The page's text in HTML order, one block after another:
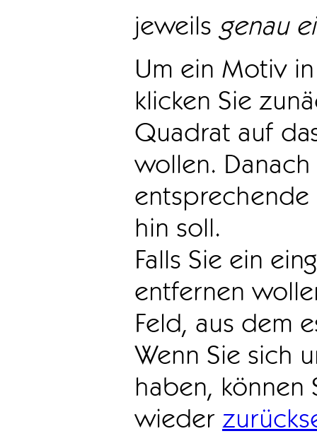
jeweils genau
Um ein Motiv
klicken Sie
Quadrat auf
wollen.
hin soll.
Falls Sie ein
entfernen
Feld, aus dem
Wenn Sie sich
haben, können
wieder